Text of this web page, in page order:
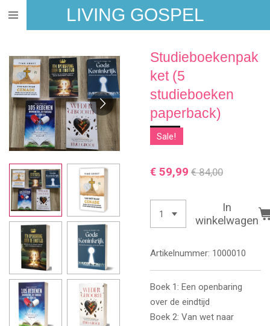
Ga
direct
de
hoofdinhoud
LIVING GOSPEL
Studieboekenpak
ket (5
studieboeken
paperback)
Sale!
€ 59,99 € 84,00
In
winkelwagen
Artikelnummer: 1000010
Boek 1: Een openbaring
over de eindtijd
Boek 2: Van wet naar